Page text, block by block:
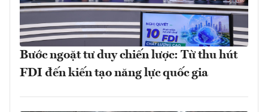
Bước ngoặt tư duy chiến lược: Từ thu hút
FDI đến kiến tạo năng lực quốc gia